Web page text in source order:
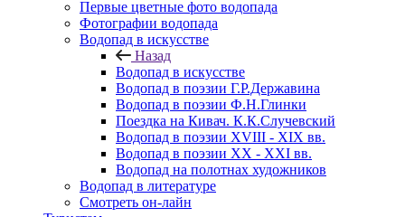
Первые цветные фото водопада
Фотографии водопада
Водопад в искусстве
Назад
Водопад в искусстве
Водопад в поэзии Г.Р.Державина
Водопад в поэзии Ф.Н.Глинки
Поездка на Кивач. К.К.Случевский
Водопад в поэзии XVIII - XIX вв.
Водопад в поэзии XX - XXI вв.
Водопад на полотнах художников
Водопад в литературе
Смотреть он-лайн